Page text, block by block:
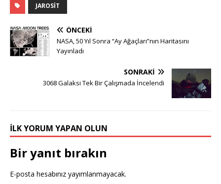
JAROSIT
ÖNCEKI
NASA, 50 Yıl Sonra “Ay Ağaçları”nın Haritasını
Yayınladı
SONRAKI
3068 Galaksi Tek Bir Çalışmada İncelendi
İLK YORUM YAPAN OLUN
Bir yanıt bırakın
E-posta hesabınız yayımlanmayacak.